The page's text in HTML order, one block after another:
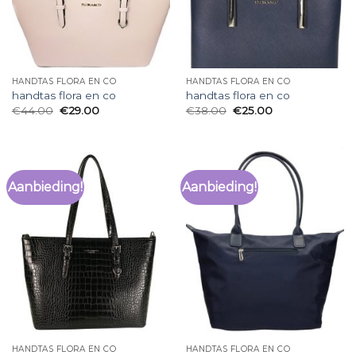
HANDTAS FLORA EN CO
handtas flora en co
€44.00 €29.00
HANDTAS FLORA EN CO
handtas flora en co
€38.00 €25.00
Aanbieding!
HANDTAS FLORA EN CO
Aanbieding!
HANDTAS FLORA EN CO